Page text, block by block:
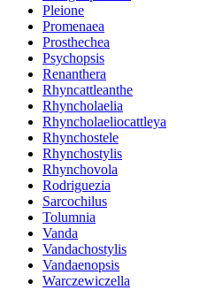
Pleione
Promenaea
Prosthechea
Psychopsis
Renanthera
Rhyncattleanthe
Rhyncholaelia
Rhyncholaeliocattleya
Rhynchostele
Rhynchostylis
Rhynchovola
Rodriguezia
Sarcochilus
Tolumnia
Vanda
Vandachostylis
Vandaenopsis
Warczewiczella